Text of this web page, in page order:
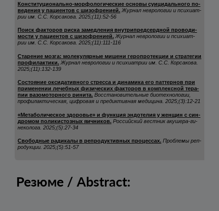
Кон­сти­ту­ци­ональ­но-мор­фо­ло­ги­чес­кие ос­но­вы су­ици­даль­но­го по­
ве­де­ния у па­ци­ен­тов с ши­зоф­ре­ни­ей. Жур­нал нев­ро­ло­гии и пси­хи­ат­
рии им. С.С. Кор­са­ко­ва. 2025;(11):52-56
Поиск фак­то­ров рис­ка за­мед­ле­ния внут­рип­ред­сер­дной про­во­ди­
мос­ти у па­ци­ен­тов с ши­зоф­ре­ни­ей. Жур­нал нев­ро­ло­гии и пси­хи­ат­
рии им. С.С. Кор­са­ко­ва. 2025;(11):111-116
Ста­ре­ние моз­га: мо­ле­ку­ляр­ные ми­ше­ни ге­роп­ро­тек­ции и стра­те­гии
про­фи­лак­ти­ки. Жур­нал нев­ро­ло­гии и пси­хи­ат­рии им. С.С. Кор­са­ко­ва.
2025;(11):132-139
Сос­то­яние ок­си­да­тив­но­го стрес­са и ди­на­ми­ка его пат­тер­нов при
при­ме­не­нии ле­чеб­ных фи­зи­чес­ких фак­то­ров в ком­плексной те­ра­
пии ва­зо­мо­тор­но­го ри­ни­та. Вос­ста­но­ви­тель­ные би­отех­но­ло­гии,
про­фи­лак­ти­чес­кая, циф­ро­вая и пре­дик­тив­ная ме­ди­ци­на. 2025;(3):12-21
«Ме­та­бо­ли­чес­кое здо­ровье» и фун­кция эн­до­те­лия у жен­щин с син­
дро­мом по­ли­кис­тоз­ных яич­ни­ков. Рос­сий­ский вес­тник аку­ше­ра-ги­
не­ко­ло­га. 2025;(5):27-34
Сво­бод­ные ра­ди­ка­лы в реп­ро­дук­тив­ных про­цес­сах. Проб­ле­мы реп­
ро­дук­ции. 2025;(5):51-57
Резюме / Abstract: